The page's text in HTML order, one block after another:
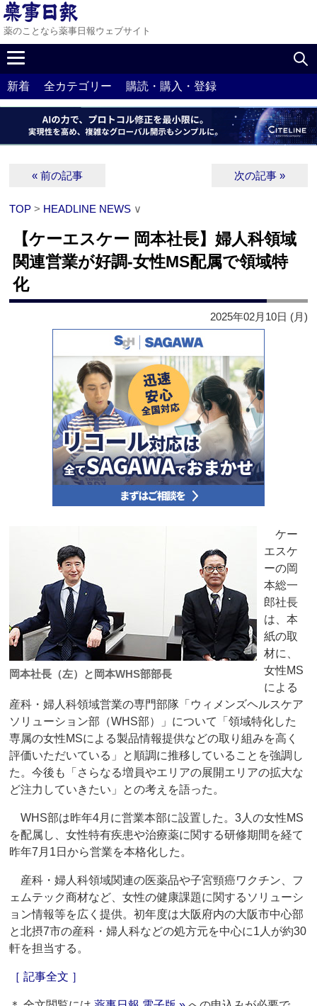
薬のことなら薬事日報ウェブサイト
新着 全カテゴリー 購読・購入・登録
« 前の記事 次の記事 »
TOP > HEADLINE NEWS ∨
【ケーエスケー 岡本社長】婦人科領域
関連営業が好調‐女性MS配属で領域特
化
2025年02月10日 (月)
岡本社長（左）と岡本WHS部部長
ケー
エスケ
ーの岡
本総一
郎社長
は、本
紙の取
材に、
女性MS
による
産科・婦人科領域営業の専門部隊「ウィメンズヘルスケア
ソリューション部（WHS部）」について「領域特化した
専属の女性MSによる製品情報提供などの取り組みを高く
評価いただいている」と順調に推移していることを強調し
た。今後も「さらなる増員やエリアの展開エリアの拡大な
ど注力していきたい」との考えを語った。
WHS部は昨年4月に営業本部に設置した。3人の女性MS
を配属し、女性特有疾患や治療薬に関する研修期間を経て
昨年7月1日から営業を本格化した。
産科・婦人科領域関連の医薬品や子宮頸癌ワクチン、フ
ェムテック商材など、女性の健康課題に関するソリューシ
ョン情報等を広く提供。初年度は大阪府内の大阪市中心部
と北摂7市の産科・婦人科などの処方元を中心に1人が約30
軒を担当する。
［ 記事全文 ］